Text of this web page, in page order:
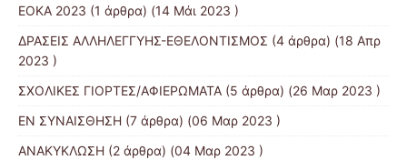
ΕΟΚΑ 2023 (1 άρθρα) (14 Μάι 2023 )
ΔΡΑΣΕΙΣ ΑΛΛΗΛΕΓΓΥΗΣ-ΕΘΕΛΟΝΤΙΣΜΟΣ (4 άρθρα) (18 Απρ
2023 )
ΣΧΟΛΙΚΕΣ ΓΙΟΡΤΕΣ/ΑΦΙΕΡΩΜΑΤΑ (5 άρθρα) (26 Μαρ 2023 )
ΕΝ ΣΥΝΑΙΣΘΗΣΗ (7 άρθρα) (06 Μαρ 2023 )
ΑΝΑΚΥΚΛΩΣΗ (2 άρθρα) (04 Μαρ 2023 )